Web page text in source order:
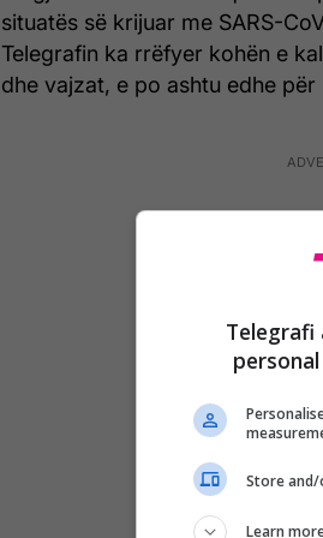
situatës së krijuar me SARS-
Telegrafin ka rrëfyer kohën e
dhe vajzat, e po ashtu edhe
Telegrafi
Store and/
Learn